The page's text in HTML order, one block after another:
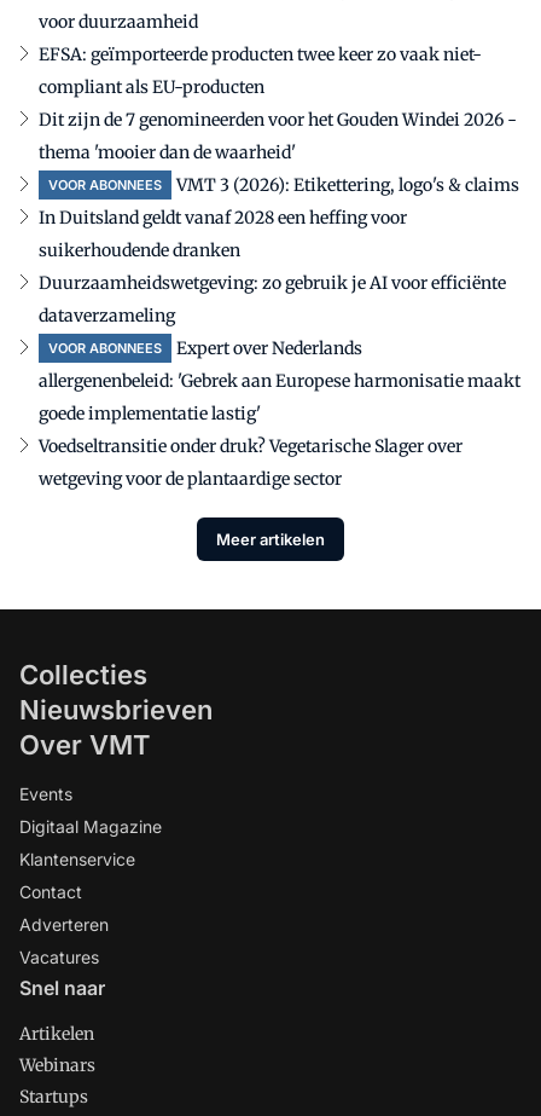
voor duurzaamheid
EFSA: geïmporteerde producten twee keer zo vaak niet-
compliant als EU-producten
Dit zijn de 7 genomineerden voor het Gouden Windei 2026 -
thema 'mooier dan de waarheid'
VOOR ABONNEES
VMT 3 (2026): Etikettering, logo's & claims
In Duitsland geldt vanaf 2028 een heffing voor
suikerhoudende dranken
Duurzaamheidswetgeving: zo gebruik je AI voor efficiënte
dataverzameling
VOOR ABONNEES
Expert over Nederlands
allergenenbeleid: 'Gebrek aan Europese harmonisatie maakt
goede implementatie lastig'
Voedseltransitie onder druk? Vegetarische Slager over
wetgeving voor de plantaardige sector
Meer artikelen
Collecties
Nieuwsbrieven
Over VMT
Events
Digitaal Magazine
Klantenservice
Contact
Adverteren
Vacatures
Snel naar
Artikelen
Webinars
Startups